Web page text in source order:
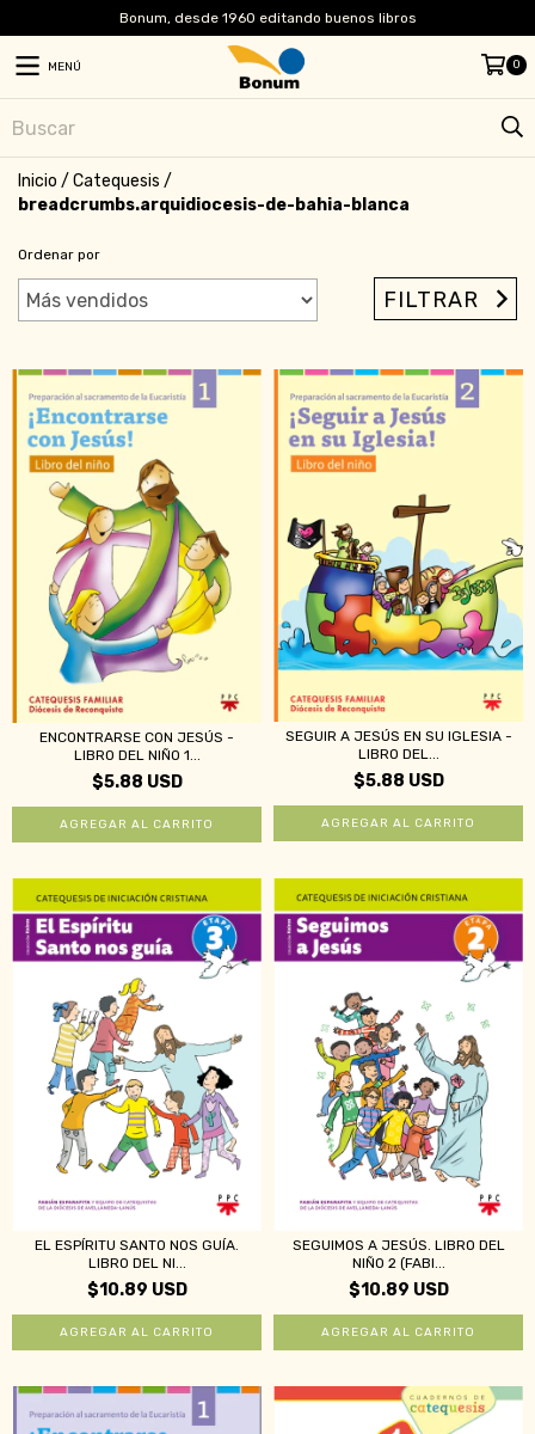
Bonum, desde 1960 editando buenos libros
MENÚ 0
Inicio / Catequesis /
breadcrumbs.arquidiocesis-de-bahia-blanca
Ordenar por
FILTRAR
ENCONTRARSE CON JESÚS -
LIBRO DEL NIÑO 1...
$5.88 USD
SEGUIR A JESÚS EN SU IGLESIA -
LIBRO DEL...
$5.88 USD
EL ESPÍRITU SANTO NOS GUÍA.
LIBRO DEL NI...
$10.89 USD
SEGUIMOS A JESÚS. LIBRO DEL
NIÑO 2 (FABI...
$10.89 USD